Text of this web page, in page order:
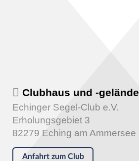
Clubhaus und -gelände
Echinger Segel-Club e.V.
Erholungsgebiet 3
82279 Eching am Ammersee
Anfahrt zum Club